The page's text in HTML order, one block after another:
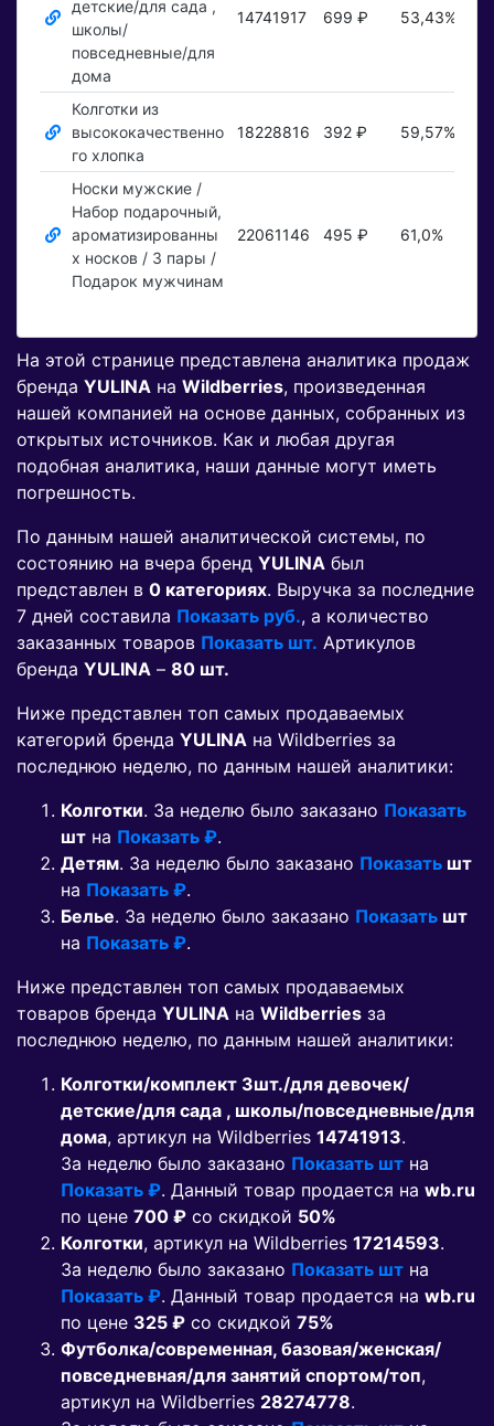
детские/для сада ,
школы/
повседневные/для
дома
14741917 699 ₽ 53,43%
Колготки из
высококачественно
го хлопка
18228816 392 ₽ 59,57%
Носки мужские /
Набор подарочный,
ароматизированны
х носков / 3 пары /
Подарок мужчинам
22061146 495 ₽ 61,0%
На этой странице представлена аналитика продаж
бренда YULINA на Wildberries, произведенная
нашей компанией на основе данных, собранных из
открытых источников. Как и любая другая
подобная аналитика, наши данные могут иметь
погрешность.
По данным нашей аналитической системы, по
состоянию на вчера бренд YULINA был
представлен в 0 категориях. Выручка за последние
7 дней составила Показать руб., а количество
заказанных товаров Показать шт. Артикулов
бренда YULINA – 80 шт.
Ниже представлен топ самых продаваемых
категорий бренда YULINA на Wildberries за
последнюю неделю, по данным нашей аналитики:
Колготки. За неделю было заказано Показать
шт на Показать ₽.
Детям. За неделю было заказано Показать шт
на Показать ₽.
Белье. За неделю было заказано Показать шт
на Показать ₽.
Ниже представлен топ самых продаваемых
товаров бренда YULINA на Wildberries за
последнюю неделю, по данным нашей аналитики:
Колготки/комплект 3шт./для девочек/
детские/для сада , школы/повседневные/для
дома, артикул на Wildberries 14741913.
За неделю было заказано Показать шт на
Показать ₽. Данный товар продается на wb.ru
по цене 700 ₽ co скидкой 50%
Колготки, артикул на Wildberries 17214593.
За неделю было заказано Показать шт на
Показать ₽. Данный товар продается на wb.ru
по цене 325 ₽ co скидкой 75%
Футболка/современная, базовая/женская/
повседневная/для занятий спортом/топ,
артикул на Wildberries 28274778.